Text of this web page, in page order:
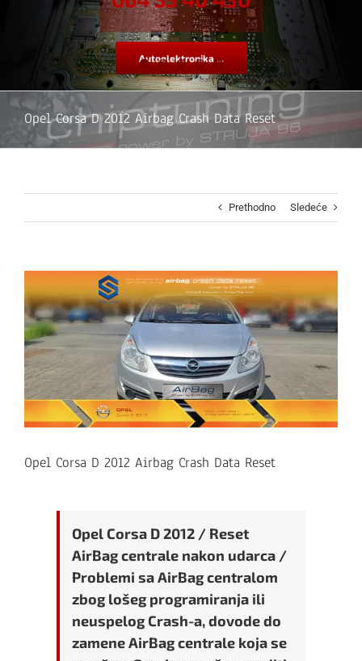
Autoelektronika ...
Opel Corsa D 2012 Airbag Crash Data Reset
Prethodno Sledeće
Opel Corsa D 2012 Airbag Crash Data Reset
Opel Corsa D 2012 / Reset
AirBag centrale nakon udarca /
Problemi sa AirBag centralom
zbog lošeg programiranja ili
neuspelog Crash-a, dovode do
zamene AirBag centrale koja se